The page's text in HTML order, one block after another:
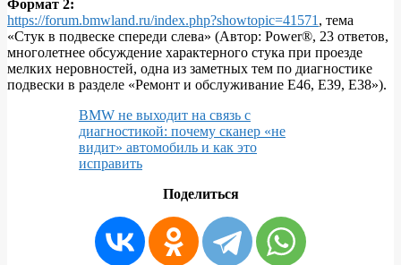
Формат 2:
https://forum.bmwland.ru/index.php?showtopic=41571 , тема
«Стук в подвеске спереди слева» (Автор: Power®, 23 ответов,
многолетнее обсуждение характерного стука при проезде
мелких неровностей, одна из заметных тем по диагностике
подвески в разделе «Ремонт и обслуживание E46, E39, E38»).
BMW не выходит на связь с
диагностикой: почему сканер «не
видит» автомобиль и как это
исправить
Поделиться